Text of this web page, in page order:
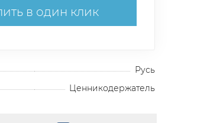
в один клик
Русь
Ценникодержатель